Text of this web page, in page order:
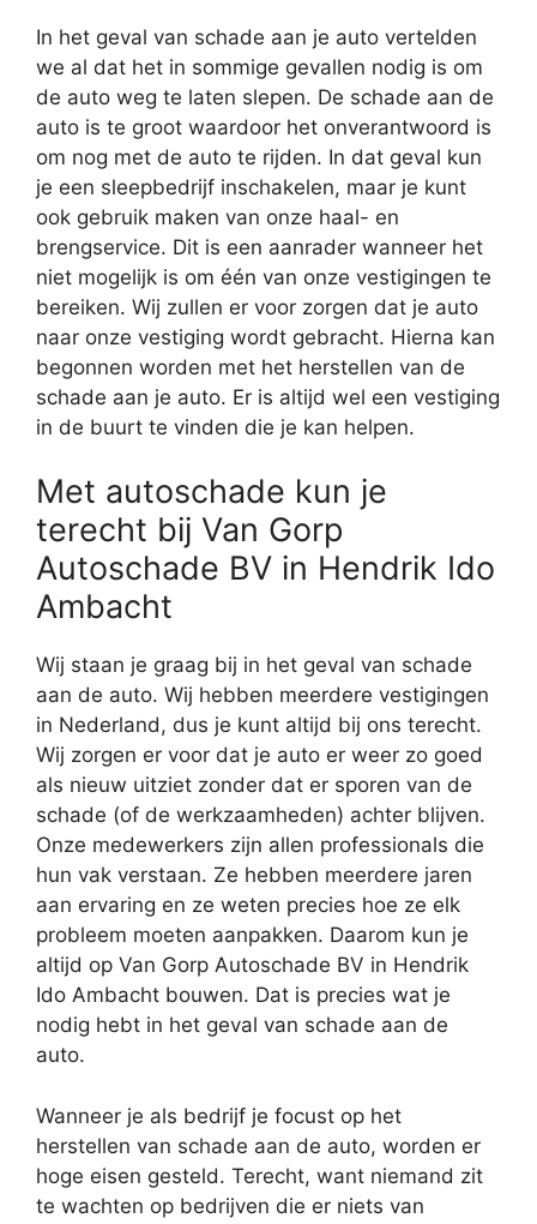
In het geval van schade aan je auto vertelden
we al dat het in sommige gevallen nodig is om
de auto weg te laten slepen. De schade aan de
auto is te groot waardoor het onverantwoord is
om nog met de auto te rijden. In dat geval kun
je een sleepbedrijf inschakelen, maar je kunt
ook gebruik maken van onze haal- en
brengservice. Dit is een aanrader wanneer het
niet mogelijk is om één van onze vestigingen te
bereiken. Wij zullen er voor zorgen dat je auto
naar onze vestiging wordt gebracht. Hierna kan
begonnen worden met het herstellen van de
schade aan je auto. Er is altijd wel een vestiging
in de buurt te vinden die je kan helpen.
Met autoschade kun je
terecht bij Van Gorp
Autoschade BV in Hendrik Ido
Ambacht
Wij staan je graag bij in het geval van schade
aan de auto. Wij hebben meerdere vestigingen
in Nederland, dus je kunt altijd bij ons terecht.
Wij zorgen er voor dat je auto er weer zo goed
als nieuw uitziet zonder dat er sporen van de
schade (of de werkzaamheden) achter blijven.
Onze medewerkers zijn allen professionals die
hun vak verstaan. Ze hebben meerdere jaren
aan ervaring en ze weten precies hoe ze elk
probleem moeten aanpakken. Daarom kun je
altijd op Van Gorp Autoschade BV in Hendrik
Ido Ambacht bouwen. Dat is precies wat je
nodig hebt in het geval van schade aan de
auto.
Wanneer je als bedrijf je focust op het
herstellen van schade aan de auto, worden er
hoge eisen gesteld. Terecht, want niemand zit
te wachten op bedrijven die er niets van